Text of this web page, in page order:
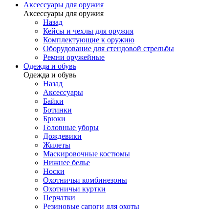
Аксессуары для оружия
Аксессуары для оружия
Назад
Кейсы и чехлы для оружия
Комплектующие к оружию
Оборудование для стендовой стрельбы
Ремни оружейные
Одежда и обувь
Одежда и обувь
Назад
Аксессуары
Байки
Ботинки
Брюки
Головные уборы
Дождевики
Жилеты
Маскировочные костюмы
Нижнее белье
Носки
Охотничьи комбинезоны
Охотничьи куртки
Перчатки
Резиновые сапоги для охоты